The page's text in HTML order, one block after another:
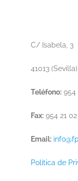
C/ Isabela, 3
41013 (Sevilla)
Teléfono:954
Fax:954 21 02
Email:
Política de